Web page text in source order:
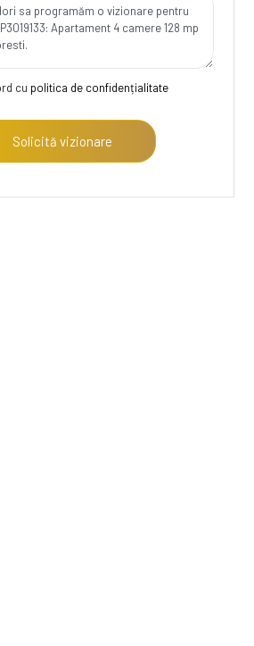
cu politica de confidențialitate
Solicită vizionare